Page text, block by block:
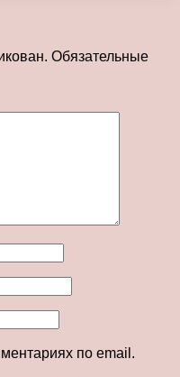
Обязательные
по email.